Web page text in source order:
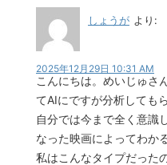
しょうが より:
2025年12月29日 10:31 AM
こんにちは。めいじゅさ
てAIにですが分析しても
自分では今まで全く意識
なった映画によってわかる
私はこんなタイプだった